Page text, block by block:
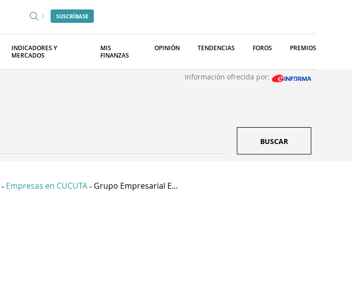
SUSCRÍBASE
INDICADORES Y
MERCADOS
MIS
FINANZAS
OPINIÓN TENDENCIAS FOROS PREMIOS
Información ofrecida por:
BUSCAR
- Empresas en CUCUTA - Grupo Empresarial E...